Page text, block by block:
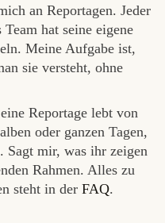
an Reportagen. Jeder
hat seine eigene
Meine Aufgabe ist,
sie versteht, ohne
Reportage lebt von
oder ganzen Tagen,
Sagt mir, was ihr zeigen
Rahmen. Alles zu
steht in der FAQ.